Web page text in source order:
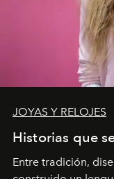
JOYAS Y RELOJES
Historias que
Entre tradición,